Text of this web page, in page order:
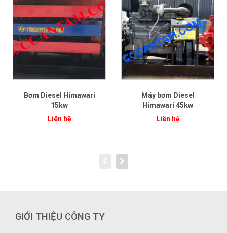
Bơm Diesel Himawari
15kw
Liên hệ
Máy bơm Diesel
Himawari 45kw
Liên hệ
GIỚI THIỆU CÔNG TY